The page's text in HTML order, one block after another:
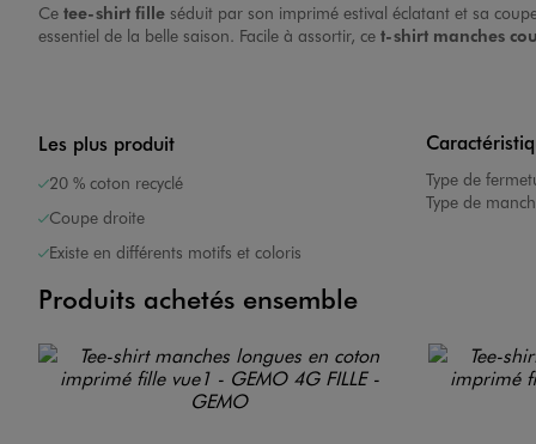
Ce tee-shirt fille séduit par son imprimé estival éclatant et sa
essentiel de la belle saison. Facile à assortir, ce t-shirt manches
Les plus produit
20 % coton recyclé
Coupe droite
Existe en différents motifs et coloris
Type de
Type de
Produits achetés ensemble